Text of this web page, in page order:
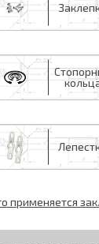
применяется